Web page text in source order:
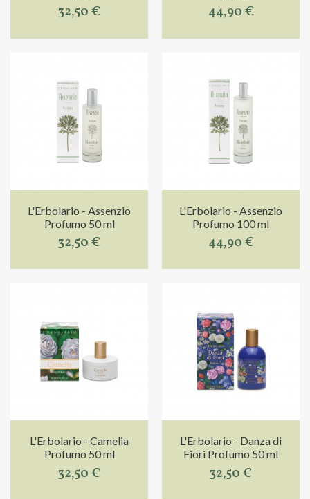
32,50 € 44,90 €
L'Erbolario - Assenzio
Profumo 50 ml
32,50 €
L'Erbolario - Assenzio
Profumo 100 ml
44,90 €
L'Erbolario - Camelia
Profumo 50 ml
32,50 €
L'Erbolario - Danza di
Fiori Profumo 50 ml
32,50 €